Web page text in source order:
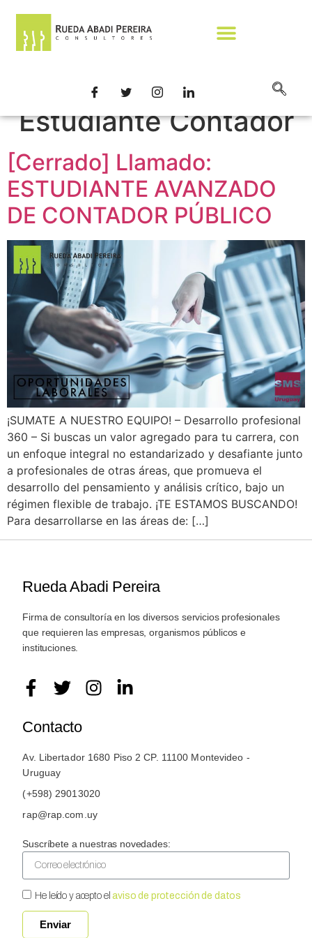
Categoría:
Estudiante Contador
[Cerrado] Llamado:
ESTUDIANTE AVANZADO
DE CONTADOR PÚBLICO
¡SUMATE A NUESTRO EQUIPO! – Desarrollo profesional
360 – Si buscas un valor agregado para tu carrera, con
un enfoque integral no estandarizado y desafiante junto
a profesionales de otras áreas, que promueva el
desarrollo del pensamiento y análisis crítico, bajo un
régimen flexible de trabajo. ¡TE ESTAMOS BUSCANDO!
Para desarrollarse en las áreas de: […]
Rueda Abadi Pereira
Firma de consultoría en los diversos servicios profesionales
que requieren las empresas, organismos públicos e
instituciones.
Contacto
Av. Libertador 1680 Piso 2 CP. 11100 Montevideo -
Uruguay
(+598) 29013020
rap@rap.com.uy
Suscríbete a nuestras novedades:
He leído y acepto elaviso de protección de datos
Enviar